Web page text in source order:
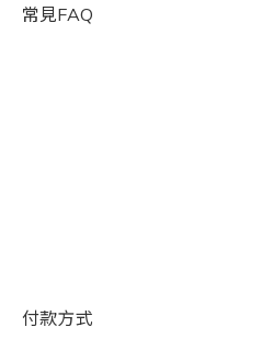
常見FAQ
付款方式